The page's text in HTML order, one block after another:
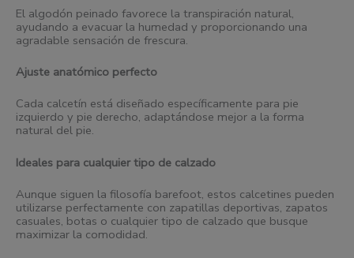
El algodón peinado favorece la transpiración natural,
ayudando a evacuar la humedad y proporcionando una
agradable sensación de frescura.
Ajuste anatómico perfecto
Cada calcetín está diseñado específicamente para pie
izquierdo y pie derecho, adaptándose mejor a la forma
natural del pie.
Ideales para cualquier tipo de calzado
Aunque siguen la filosofía barefoot, estos calcetines pueden
utilizarse perfectamente con zapatillas deportivas, zapatos
casuales, botas o cualquier tipo de calzado que busque
maximizar la comodidad.